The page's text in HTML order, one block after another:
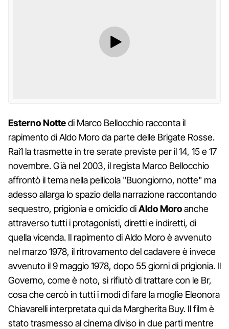
EsternoNottedi Marco Bellocchio racconta il
rapimento di Aldo Moro da parte delle Brigate Rosse.
Rai1 la trasmette in tre serate previste per il 14, 15 e 17
novembre. Già nel 2003, il regista Marco Bellocchio
affrontò il tema nella pellicola "Buongiorno, notte" ma
adesso allarga lo spazio della narrazione raccontando
sequestro, prigionia e omicidio diAldoMoroanche
attraverso tutti i protagonisti, diretti e indiretti, di
quella vicenda. Il rapimento di Aldo Moro è avvenuto
nel marzo 1978, il ritrovamento del cadavere è invece
avvenuto il 9 maggio 1978, dopo 55 giorni di prigionia. Il
Governo, come è noto, si rifiutò di trattare con le Br,
cosa che cercò in tutti i modi di fare la moglie Eleonora
Chiavarelli interpretata qui da Margherita Buy. Il film è
stato trasmesso al cinema diviso in due parti mentre